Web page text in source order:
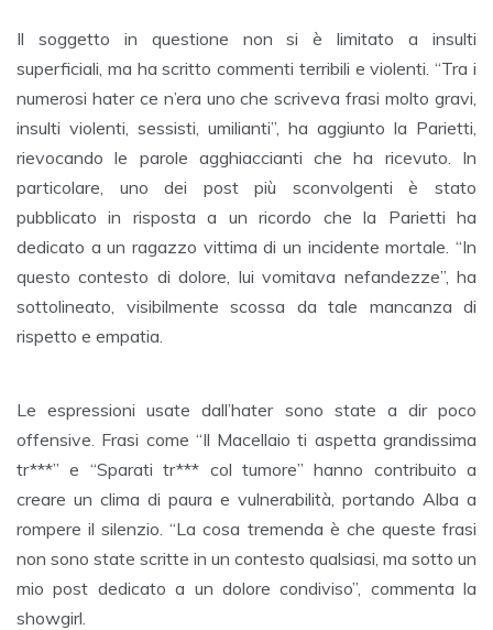
Il soggetto in questione non si è limitato a insulti
superficiali, ma ha scritto commenti terribili e violenti. “Tra i
numerosi hater ce n’era uno che scriveva frasi molto gravi,
insulti violenti, sessisti, umilianti”, ha aggiunto la Parietti,
rievocando le parole agghiaccianti che ha ricevuto. In
particolare, uno dei post più sconvolgenti è stato
pubblicato in risposta a un ricordo che la Parietti ha
dedicato a un ragazzo vittima di un incidente mortale. “In
questo contesto di dolore, lui vomitava nefandezze”, ha
sottolineato, visibilmente scossa da tale mancanza di
rispetto e empatia.
Le espressioni usate dall’hater sono state a dir poco
offensive. Frasi come “Il Macellaio ti aspetta grandissima
tr***” e “Sparati tr*** col tumore” hanno contribuito a
creare un clima di paura e vulnerabilità, portando Alba a
rompere il silenzio. “La cosa tremenda è che queste frasi
non sono state scritte in un contesto qualsiasi, ma sotto un
mio post dedicato a un dolore condiviso”, commenta la
showgirl.